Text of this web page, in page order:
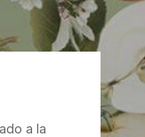
a la